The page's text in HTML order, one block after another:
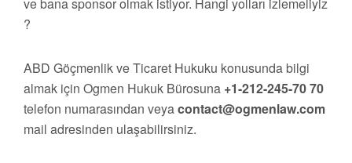
?
ABD Göçmenlik ve Ticaret Hukuku konusunda bilgi
almak için Ogmen Hukuk Bürosuna +1-212-245-70 70
telefon numarasından veyacontact@ogmenlaw.com
mail adresinden ulaşabilirsiniz.